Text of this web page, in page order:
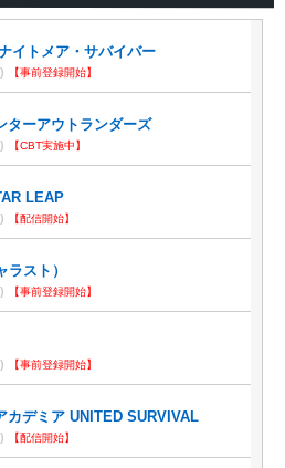
イトメア・サバイバー
【事前登録開始】
ターアウトランダーズ
【CBT実施中】
LEAP
【配信開始】
スト）
【事前登録開始】
【事前登録開始】
カデミア UNITED SURVIVAL
【配信開始】